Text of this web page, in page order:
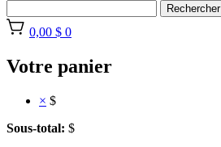
Rechercher
0,00 $ 0
Votre panier
× $
Sous-total: $